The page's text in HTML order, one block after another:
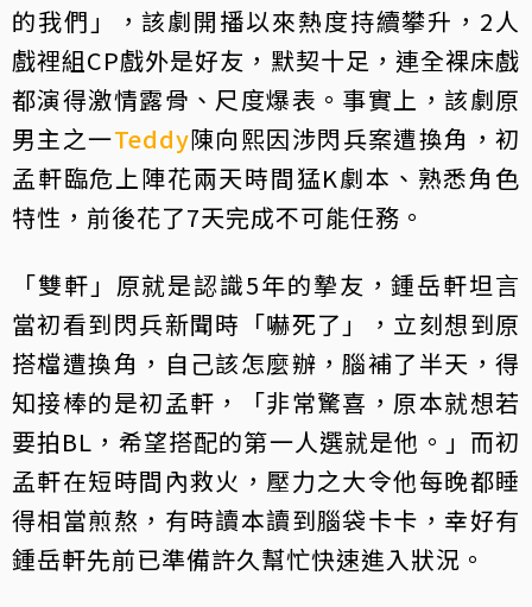
的我們」，該劇開播以來熱度持續攀升，2人
戲裡組CP戲外是好友，默契十足，連全裸床戲
都演得激情露骨、尺度爆表。事實上，該劇原
男主之一Teddy陳向熙因涉閃兵案遭換角，初
孟軒臨危上陣花兩天時間猛K劇本、熟悉角色
特性，前後花了7天完成不可能任務。
「雙軒」原就是認識5年的摯友，鍾岳軒坦言
當初看到閃兵新聞時「嚇死了」，立刻想到原
搭檔遭換角，自己該怎麼辦，腦補了半天，得
知接棒的是初孟軒，「非常驚喜，原本就想若
要拍BL，希望搭配的第一人選就是他。」而初
孟軒在短時間內救火，壓力之大令他每晚都睡
得相當煎熬，有時讀本讀到腦袋卡卡，幸好有
鍾岳軒先前已準備許久幫忙快速進入狀況。